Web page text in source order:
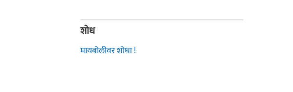
शोध
मायबोलीवर शोधा !